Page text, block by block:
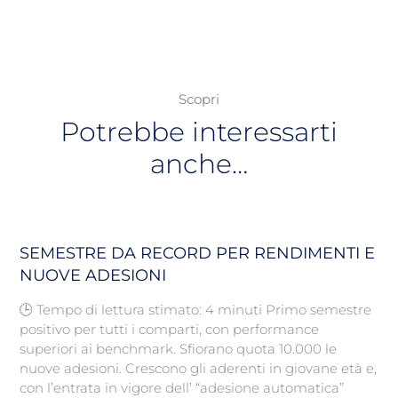
Scopri
Potrebbe interessarti
anche…
SEMESTRE DA RECORD PER RENDIMENTI E
NUOVE ADESIONI
🕒 Tempo di lettura stimato: 4 minuti Primo semestre
positivo per tutti i comparti, con performance
superiori ai benchmark. Sfiorano quota 10.000 le
nuove adesioni. Crescono gli aderenti in giovane età e,
con l’entrata in vigore dell’ “adesione automatica”